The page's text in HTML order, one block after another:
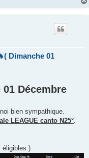
Dimanche 01
Décembre
bien sympathique.
LEAGUE canto N25°.
éligibles )